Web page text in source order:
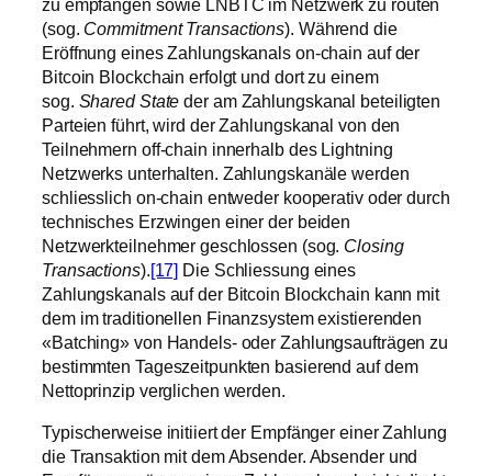
zu empfangen sowie LNBTC im Netzwerk zu routen
(sog. Commitment Transactions). Während die
Eröffnung eines Zahlungskanals on-chain auf der
Bitcoin Blockchain erfolgt und dort zu einem
sog. Shared Stateder am Zahlungskanal beteiligten
Parteien führt, wird der Zahlungskanal von den
Teilnehmern off-chain innerhalb des Lightning
Netzwerks unterhalten. Zahlungskanäle werden
schliesslich on-chain entweder kooperativ oder durch
technisches Erzwingen einer der beiden
Netzwerkteilnehmer geschlossen (sog. Closing
Transactions).[17] Die Schliessung eines
Zahlungskanals auf der Bitcoin Blockchain kann mit
dem im traditionellen Finanzsystem existierenden
«Batching» von Handels- oder Zahlungsaufträgen zu
bestimmten Tageszeitpunkten basierend auf dem
Nettoprinzip verglichen werden.
Typischerweise initiiert der Empfänger einer Zahlung
die Transaktion mit dem Absender. Absender und